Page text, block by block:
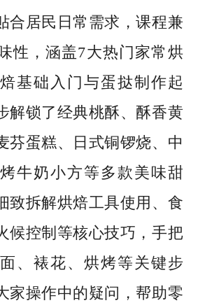
合居民日常需求，课程兼
性，涵盖7大热门家常烘
基础入门与蛋挞制作起
解锁了经典桃酥、酥香黄
芬蛋糕、日式铜锣烧、中
牛奶小方等多款美味甜
致拆解烘焙工具使用、食
候控制等核心技巧，手把
、裱花、烘烤等关键步
家操作中的疑问，帮助零